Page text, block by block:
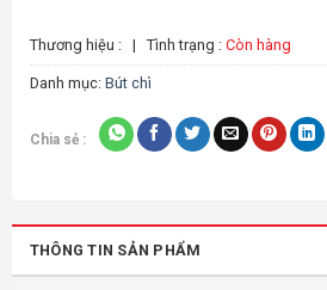
Thương hiệu : | Tình trạng : Còn hàng
Danh mục: Bút chì
Chia sẻ :
THÔNG TIN SẢN PHẨM